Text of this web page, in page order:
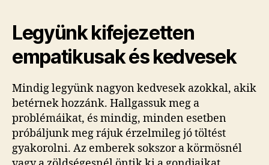
Legyünk kifejezetten
empatikusak és kedvesek
Mindig legyünk nagyon kedvesek azokkal, akik
betérnek hozzánk. Hallgassuk meg a
problémáikat, és mindig, minden esetben
próbáljunk meg rájuk érzelmileg jó töltést
gyakorolni. Az emberek sokszor a körmösnél